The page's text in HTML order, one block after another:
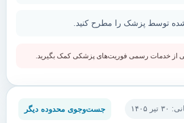
۱۴۰۵ جست‌وجوی محدوده دیگر
توسط پزشک را مطرح کنید.
از خدمات رسمی فوریت‌های پزشکی کمک بگیرید.